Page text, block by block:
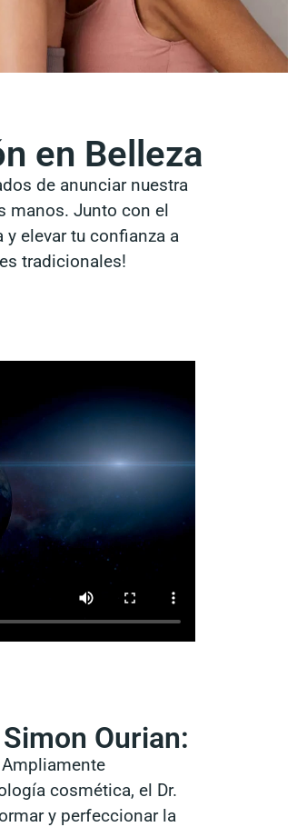
en Belleza
de anunciar nuestra
manos. Junto con el
elevar tu confianza a
tradicionales!
Ourian:
cosmética, el Dr.
y perfeccionar la